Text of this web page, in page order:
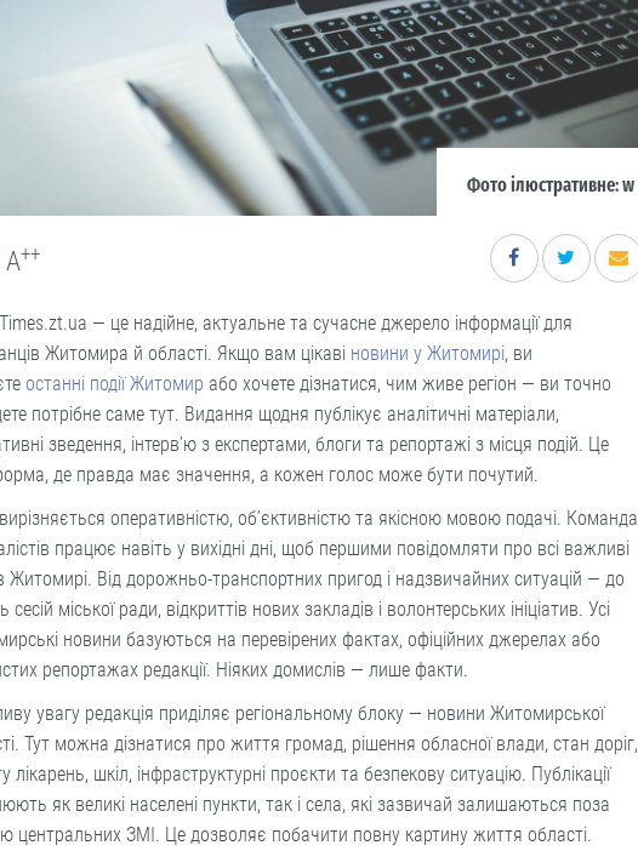
Фото ілюстративне: w
A++
— це надійне, актуальне та сучасне джерело інформації для
Житомира й області. Якщо вам цікаві новини у Житомирі, ви
останні події Житомир або хочете дізнатися, чим живе регіон — ви точно
потрібне саме тут. Видання щодня публікує аналітичні матеріали,
зведення, інтерв’ю з експертами, блоги та репортажі з місця подій. Це
де правда має значення, а кожен голос може бути почутий.
оперативністю, об’єктивністю та якісною мовою подачі. Команда
працює навіть у вихідні дні, щоб першими повідомляти про всі важливі
в Житомирі. Від дорожньо-транспортних пригод і надзвичайних ситуацій — до
сесій міської ради, відкриттів нових закладів і волонтерських ініціатив. Усі
новини базуються на перевірених фактах, офіційних джерелах або
репортажах редакції. Ніяких домислів — лише факти.
увагу редакція приділяє регіональному блоку — новини Житомирської
Тут можна дізнатися про життя громад, рішення обласної влади, стан доріг,
лікарень, шкіл, інфраструктурні проєкти та безпекову ситуацію. Публікації
як великі населені пункти, так і села, які зазвичай залишаються поза
центральних ЗМІ. Це дозволяє побачити повну картину життя області.